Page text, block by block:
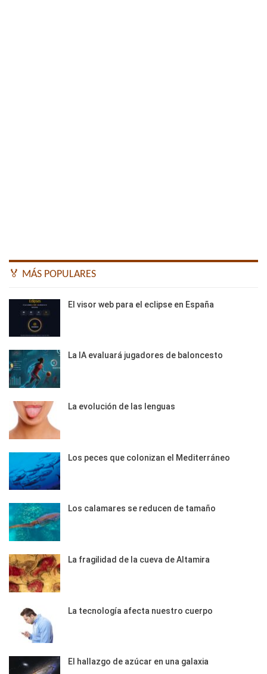
🏅 MÁS POPULARES
El visor web para el eclipse en España
La IA evaluará jugadores de baloncesto
La evolución de las lenguas
Los peces que colonizan el Mediterráneo
Los calamares se reducen de tamaño
La fragilidad de la cueva de Altamira
La tecnología afecta nuestro cuerpo
El hallazgo de azúcar en una galaxia